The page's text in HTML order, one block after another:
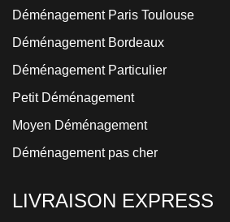
Déménagement Paris Toulouse
Déménagement Bordeaux
Déménagement Particulier
Petit Déménagement
Moyen Déménagement
Déménagement pas cher
LIVRAISON EXPRESS